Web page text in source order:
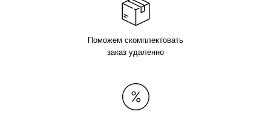
Поможем скомплектовать
заказ удаленно